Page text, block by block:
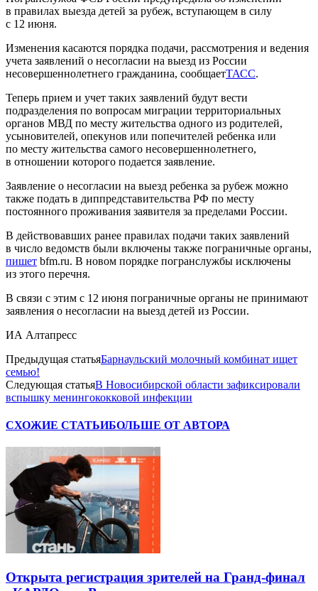
в правилах выезда детей за рубеж, вступающем в силу
с 12 июня.
Изменения касаются порядка подачи, рассмотрения и ведения
учета заявлений о несогласии на выезд из России
несовершеннолетнего гражданина, сообщаетТАСС.
Теперь прием и учет таких заявлений будут вести
подразделения по вопросам миграции территориальных
органов МВД по месту жительства одного из родителей,
усыновителей, опекунов или попечителей ребенка или
по месту жительства самого несовершеннолетнего,
в отношении которого подается заявление.
Заявление о несогласии на выезд ребенка за рубеж можно
также подать в диппредставительства РФ по месту
постоянного проживания заявителя за пределами России.
В действовавших ранее правилах подачи таких заявлений
в число ведомств были включены также пограничные органы,
пишет bfm.ru. В новом порядке погранслужбы исключены
из этого перечня.
В связи с этим с 12 июня пограничные органы не принимают
заявления о несогласии на выезд детей из России.
ИА Алтапресс
Предыдущая статьяБарнаульский молочный комбинат ищет
семью!
Следующая статьяВ Новосибирской области зафиксировали
вспышку менингококковой инфекции
СХОЖИЕ СТАТЬИБОЛЬШЕ ОТ АВТОРА
Открыта регистрация зрителей на Гранд-финал